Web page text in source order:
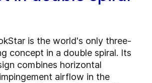
is the world's only three-
concept in a double spiral. Its
combines horizontal
airflow in the